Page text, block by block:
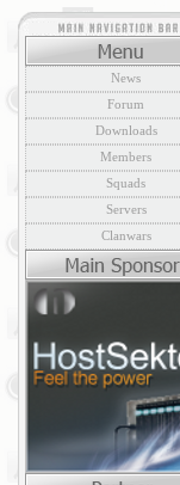
News
Forum
Downloads
Members
Squads
Servers
Clanwars